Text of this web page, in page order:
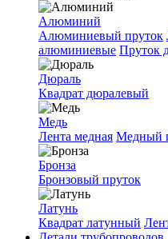
Алюминий
Алюминиевый пруток
алюминиевые Пруток
Дюраль
Квадрат дюралевый
Медь
Лента медная Медный
Бронза
Бронзовый пруток
Латунь
Квадрат латунный